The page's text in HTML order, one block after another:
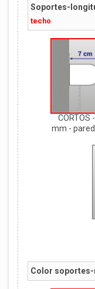
Soportes-
techo
CORTOS
mm -
Color